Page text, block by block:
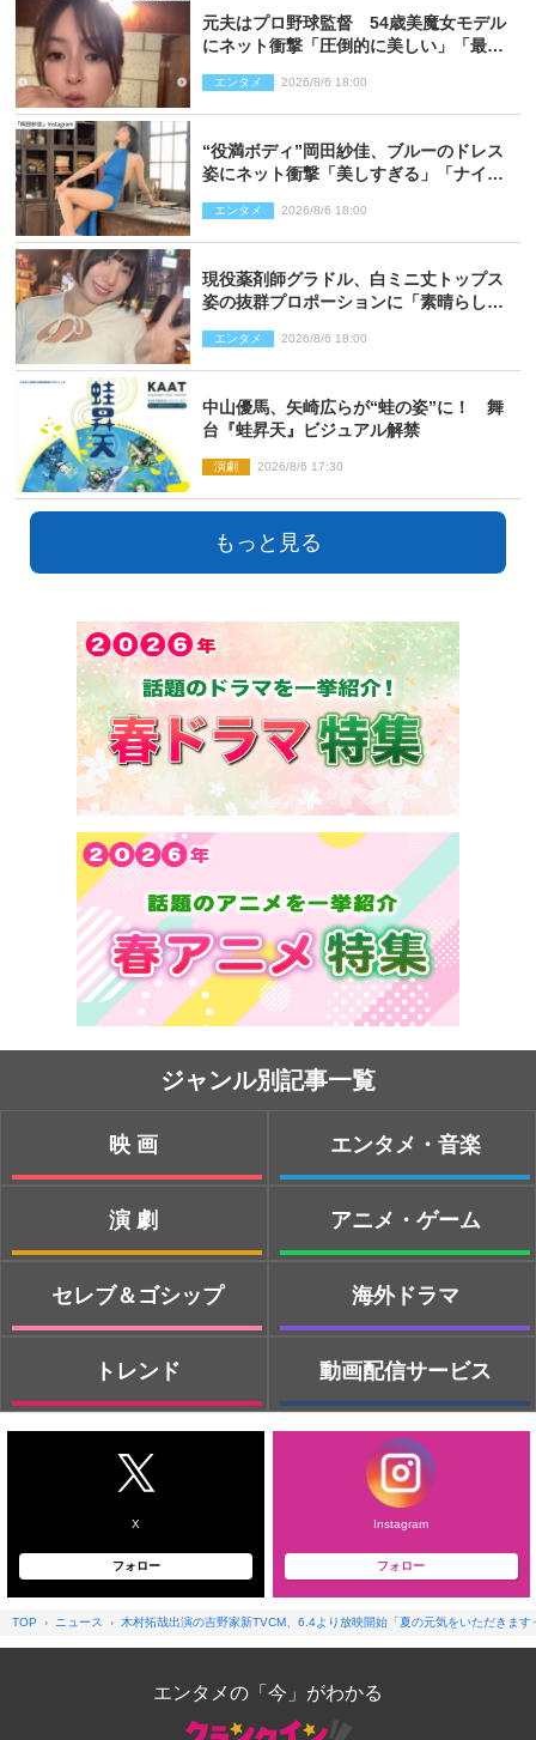
元夫はプロ野球監督 54歳美魔女モデル
にネット衝撃「圧倒的に美しい」「最強
エンタメ 2026/8/6 18:00
“役満ボディ”岡田紗佳、ブルーのドレス
姿にネット衝撃「美しすぎる」「ナイ
エンタメ 2026/8/6 18:00
現役薬剤師グラドル、白ミニ丈トップス
姿の抜群プロポーションに「素晴らしす
エンタメ 2026/8/6 18:00
中山優馬、矢崎広らが“蛙の姿”に！ 舞
台『蛙昇天』ビジュアル解禁
演劇 2026/8/6 17:30
もっと見る
ジャンル別記事一覧
映画
演劇
セレブ＆ゴシップ
トレンド
エンタメ・音楽
アニメ・ゲーム
海外ドラマ
動画配信サービス
X
フォロー
Instagram
フォロー
TOP ニュース 木村拓哉出演の吉野家新TVCM、6.4より放映開始「夏の元気をいただきま
エンタメの「今」がわかる